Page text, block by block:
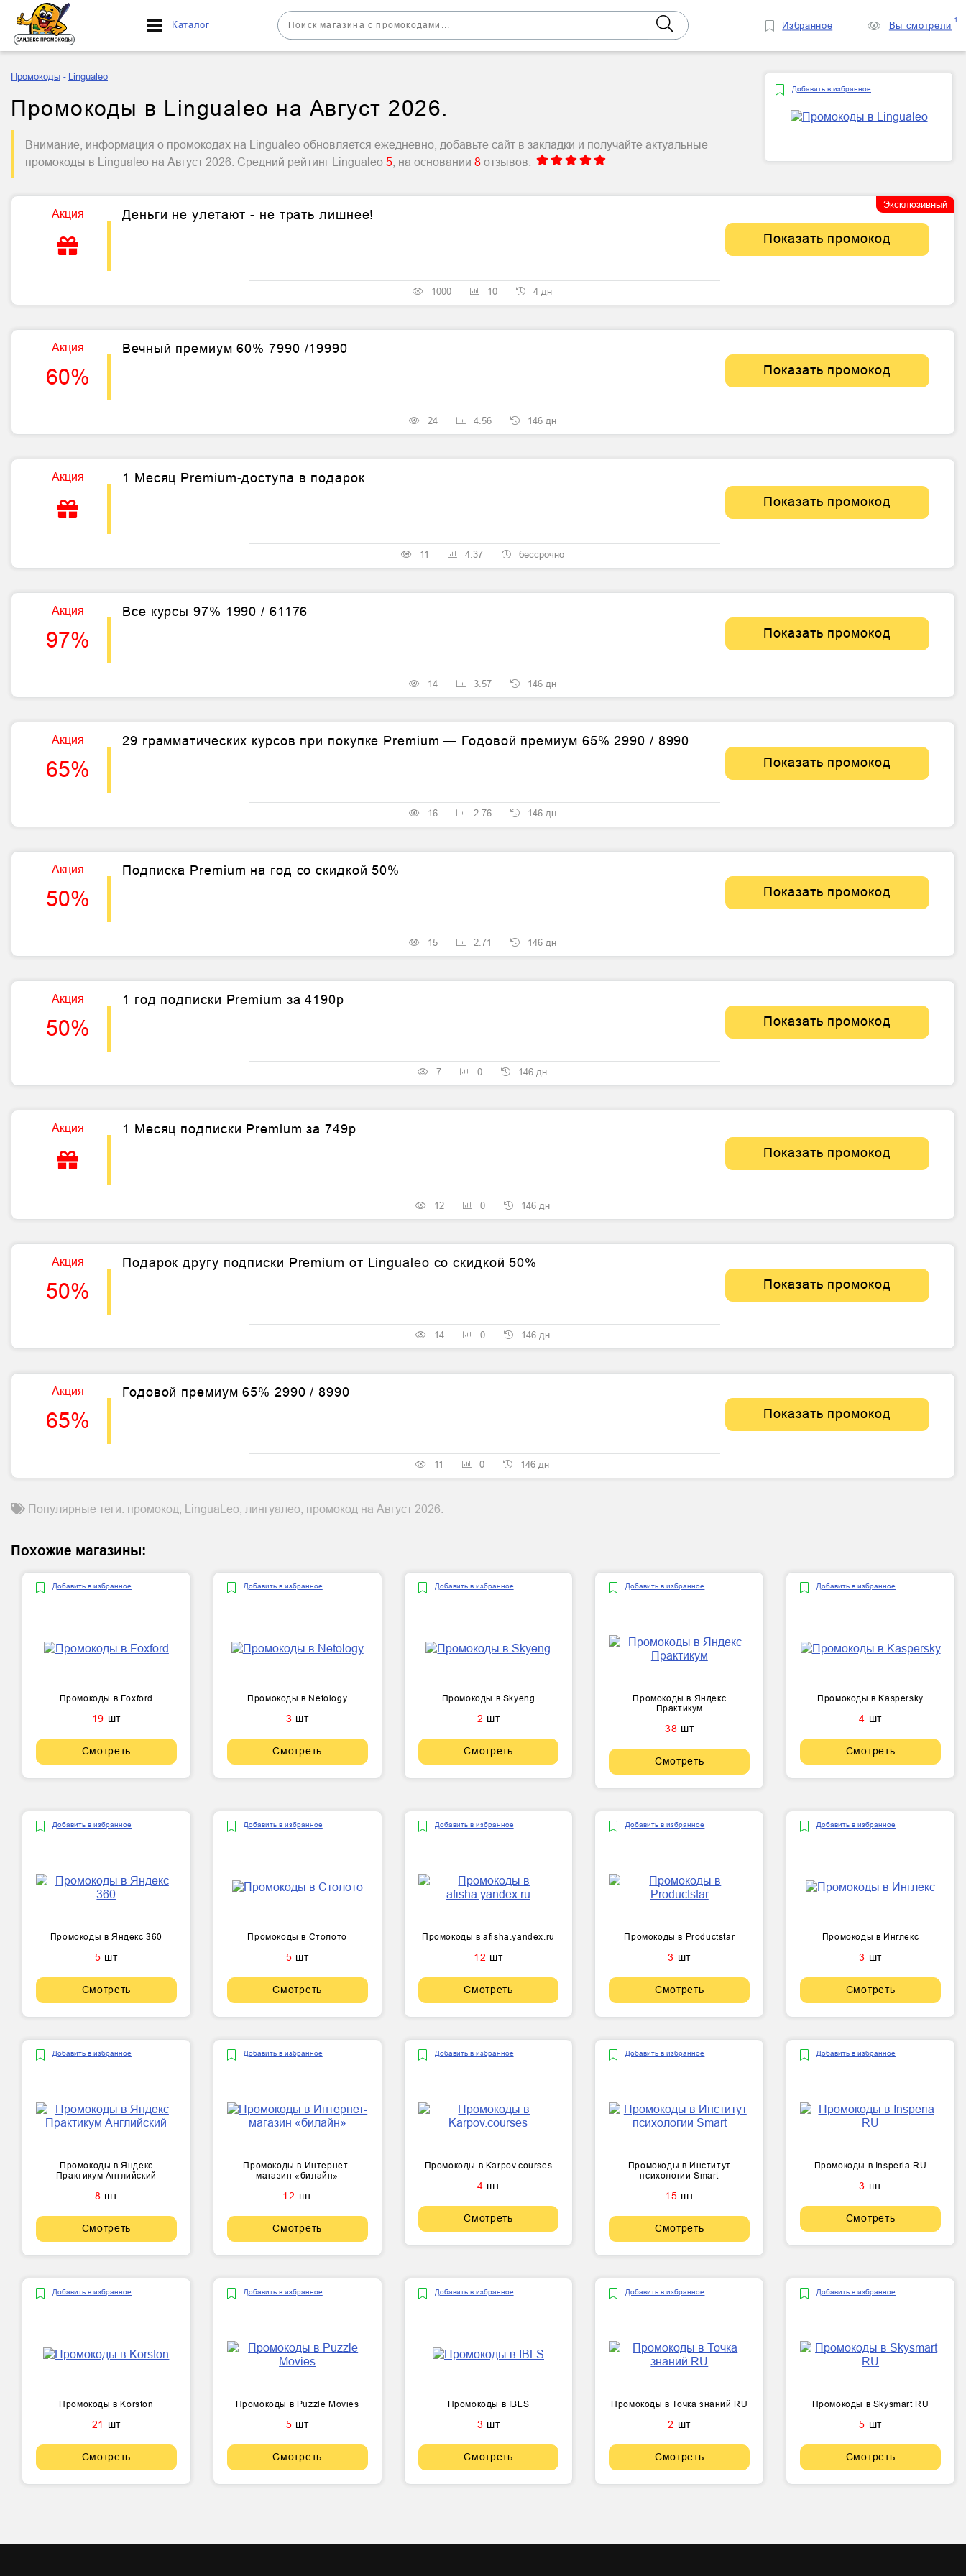
Промокоды Lingualeo
Промокоды в Lingualeo на Август 2026.
Внимание, информация о промокодах на Lingualeo обновляется ежедневно, добавьте сайт в закладки и получайте актуальные
промокоды в Lingualeo на Август 2026. Средний рейтинг Lingualeo 5 , на основании 8 отзывов.
Добавить в избранное
Эксклюзивный
Акция
Деньги не улетают - не трать лишнее!
Показать промокод
1000 10 4 дн
Акция
60%
Вечный премиум 60% 7990 /19990
Показать промокод
24 4.56 146 дн
Акция
1 Месяц Premium-доступа в подарок
Показать промокод
11 4.37 бессрочно
Акция
97%
Все курсы 97% 1990 / 61176
Показать промокод
14 3.57 146 дн
Акция
65%
29 грамматических курсов при покупке Premium — Годовой премиум 65% 2990 / 8990
Показать промокод
16 2.76 146 дн
Акция
50%
Подписка Premium на год со скидкой 50%
Показать промокод
15 2.71 146 дн
Акция
50%
1 год подписки Premium за 4190р
Показать промокод
7 0 146 дн
Акция
1 Месяц подписки Premium за 749р
Показать промокод
12 0 146 дн
Акция
50%
Подарок другу подписки Premium от Lingualeo со скидкой 50%
Показать промокод
14 0 146 дн
Акция
65%
Годовой премиум 65% 2990 / 8990
Показать промокод
11 0 146 дн
Популярные теги: промокод, LinguaLeo, лингуалео, промокод на Август 2026.
Похожие магазины:
Добавить в избранное
Промокоды в Foxford
19 шт
Смотреть
Добавить в избранное
Промокоды в Netology
3 шт
Смотреть
Добавить в избранное
Промокоды в Skyeng
2 шт
Смотреть
Добавить в избранное
Промокоды в Яндекс
Практикум
38 шт
Смотреть
Добавить в избранное
Промокоды в Kaspersky
4 шт
Смотреть
Добавить в избранное
Промокоды в Яндекс 360
5 шт
Смотреть
Добавить в избранное
Промокоды в Столото
5 шт
Смотреть
Добавить в избранное
Промокоды в afisha.yandex.ru
12 шт
Смотреть
Добавить в избранное
Промокоды в Productstar
3 шт
Смотреть
Добавить в избранное
Промокоды в Инглекс
3 шт
Смотреть
Добавить в избранное
Промокоды в Яндекс
Практикум Английский
8 шт
Смотреть
Добавить в избранное
Промокоды в Интернет-
магазин «билайн»
12 шт
Смотреть
Добавить в избранное
Промокоды в Karpov.courses
4 шт
Смотреть
Добавить в избранное
Промокоды в Институт
психологии Smart
15 шт
Смотреть
Добавить в избранное
Промокоды в Insperia RU
3 шт
Смотреть
Добавить в избранное
Промокоды в Korston
21 шт
Смотреть
Добавить в избранное
Промокоды в Puzzle Movies
5 шт
Смотреть
Добавить в избранное
Промокоды в IBLS
3 шт
Смотреть
Добавить в избранное
Промокоды в Точка знаний RU
2 шт
Смотреть
Добавить в избранное
Промокоды в Skysmart RU
5 шт
Смотреть
Каталог Избранное Вы смотрели
1